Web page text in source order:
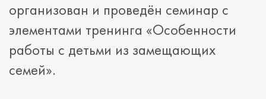
организован и проведён семинар с
элементами тренинга «Особенности
работы с детьми из замещающих
семей».